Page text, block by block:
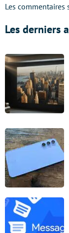
Les commentaires
Les derniers